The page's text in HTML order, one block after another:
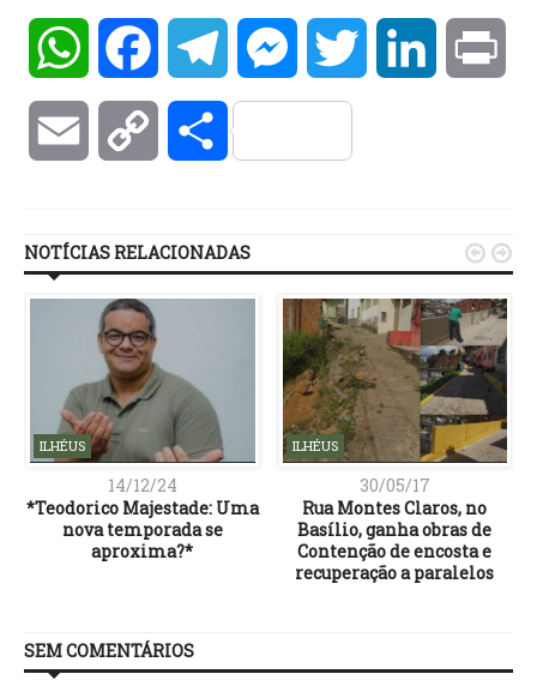
WhatsAppFacebookTelegramMessengerTwitter LinkedIn
Email Copy Compartilhar
NOTÍCIAS RELACIONADAS
ILHÉUS
14/12/24
*Teodorico Majestade: Uma
nova temporada se
aproxima?*
ILHÉUS
30/05/17
Rua Montes Claros, no
Basílio, ganha obras de
Contenção de encosta e
recuperação a paralelos
 
SEM COMENTÁRIOS